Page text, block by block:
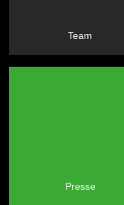
Team
Presse